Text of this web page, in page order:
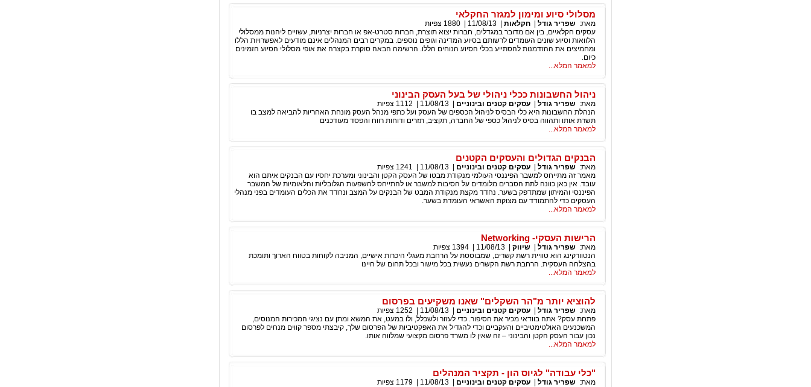
מסלולי סיוע ומימון למגזר החקלאי
מאת: שפריר גודל חקלאות 11/08/13
1880 צפיות
עסקים חקלאיים, בין אם מדובר במגדלים, חברות יצוא תוצרת, חברות סטרט-אפ או חברות יצרניות, עשויים ליהנות ממסלולי
הלוואות וסיוע שונים העומדים לרשותם בסיוע המדינה וגופים נוספים. במקרים רבים המנהלים אינם מודעים לאפשרויות הללו
ומחמיצים את ההזדמנות להסתייע בכלי הסיוע הנוחים הללו. הרשימה הבאה סוקרת בקצרה את אופי מסלולי הסיוע הזמינים
כיום.
למאמר המלא...
ניהול החשבונות ככלי ניהולי של בעל העסק הבינוני
מאת: שפריר גודל עסקים קטנים ובינוניים 11/08/13
1112 צפיות
הנהלת החשבונות היא כלי הבסיס לניהול הכספים של העסק ועל כתפי מנהל העסק מונחת האחריות להביאה למצב בו
תשרת אותו ותהווה בסיס לניהול כספי של החברה, תקציב, תזרים ודוחות רווח והפסד מעודכנים
למאמר המלא...
הבנקים הגדולים והעסקים הקטנים
מאת: שפריר גודל עסקים קטנים ובינוניים 11/08/13
1241 צפיות
מאמר זה מתייחס למשבר הפיננסי העולמי מנקודת מבטו של העסק הקטן והבינוני ומערכת יחסיו עם הבנקים איתם הוא
עובד. אין כאן כוונה לתת הסברים מלומדים על הסיבות למשבר או להתייחס להשפעות הגלובליות והלאומיות של המשבר
הפיננסי והמיתון שמתדפק בשער. נחדד מקצת מנקודת המבט של הבנקים על המצב ונחדד את הכלים העומדים בפני מנהלי
העסקים כדי להתמודד עם מצוקת האשראי העומדת בשער.
למאמר המלא...
הרישות העסקי- Networking
מאת: שפריר גודל שיווק 11/08/13
1394 צפיות
הנטוורקינג הוא טוויית רשת קשרים, שמבוססת על הרחבת מעגלי היכרות אישיים, המניבה לקוחות בטווח הארוך ותומכת
בהצלחה העסקית. הרחבת רשת הקשרים נעשית בכל מישור ובכל תחום של חיינו
למאמר המלא...
להוציא יותר מ"הר השקלים" שאנו משקיעים בפרסום
מאת: שפריר גודל עסקים קטנים ובינוניים 11/08/13
1252 צפיות
פתחת עסק? אתה בוודאי מכיר את הסיפור. כדי לעזור ולשכלל, ולו במעט, את המשא ומתן עם נציגי המכירות המנוסים,
המשכנעים האולטימטיביים והעקביים וכדי להגדיל את האפקטיביות של הפרסום שלך, קיבצתי מספר קווים מנחים לפרסום
נכון עבור העסק הקטן והבינוני – זה שאין לו משרד פרסום מקצועי שמלווה אותו.
למאמר המלא...
"כלי עבודה" לגיוס הון - תקציר המנהלים
מאת: שפריר גודל עסקים קטנים ובינוניים 11/08/13
1179 צפיות